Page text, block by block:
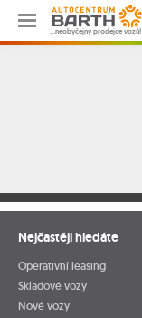
…neobyčejný prodejce vozů!
Nejčastěji hledáte
Operativní leasing
Skladové vozy
Nové vozy